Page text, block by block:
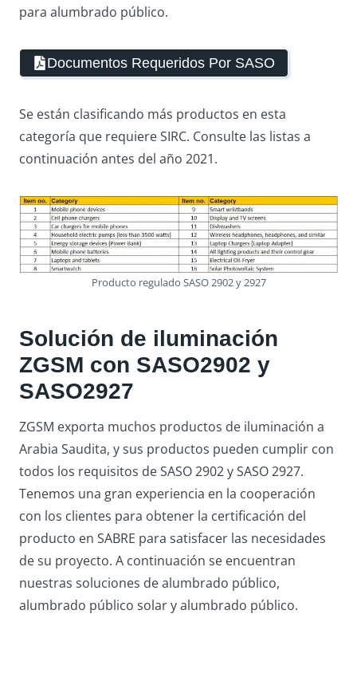
para alumbrado público.
Documentos Requeridos Por SASO
Se están clasificando más productos en esta
categoría que requiere SIRC. Consulte las listas a
continuación antes del año 2021.
Producto regulado SASO 2902 y 2927
Solución de iluminación
ZGSM con SASO2902 y
SASO2927
ZGSM exporta muchos productos de iluminación a
Arabia Saudita, y sus productos pueden cumplir con
todos los requisitos de SASO 2902 y SASO 2927.
Tenemos una gran experiencia en la cooperación
con los clientes para obtener la certificación del
producto en SABRE para satisfacer las necesidades
de su proyecto. A continuación se encuentran
nuestras soluciones de alumbrado público,
alumbrado público solar y alumbrado público.